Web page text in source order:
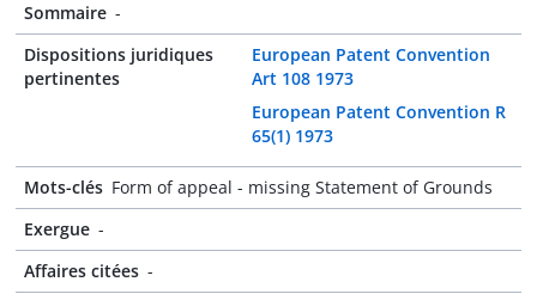
Sommaire -
Dispositions juridiques
pertinentes
European Patent Convention
Art 108 1973
European Patent Convention R
65(1) 1973
Mots-clés Form of appeal - missing Statement of Grounds
Exergue -
Affaires citées -